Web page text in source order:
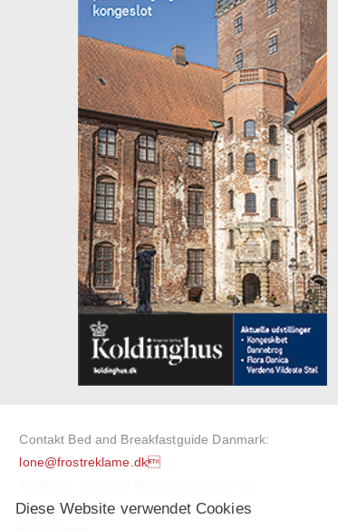
Contakt Bed and Breakfastguide Danmark:
lone@frostreklame.dk
Nyborgvej 7
Diese Website verwendet Cookies